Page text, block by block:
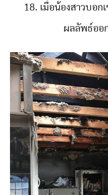
18. เมื่อน้องสาวบอก
ผลลัพธ์ออ